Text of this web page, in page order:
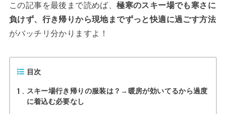
この記事を最後まで読めば、極寒のスキー場でも寒さに
負けず、行き帰りから現地までずっと快適に過ごす方法
がバッチリ分かりますよ！
目次
1
スキー場行き帰りの服装は？→暖房が効いてるから過度
に着込む必要なし